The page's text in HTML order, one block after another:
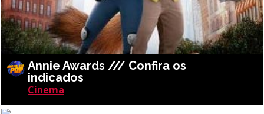
Annie Awards /// Confira os
indicados
Cinema